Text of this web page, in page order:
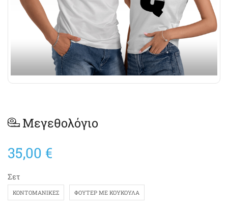
Μεγεθολόγιο
35,00 €
Σετ
ΚΟΝΤΟΜΆΝΙΚΕΣ ΦΟΎΤΕΡ ΜΕ ΚΟΥΚΟΎΛΑ